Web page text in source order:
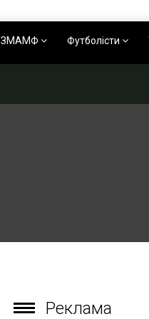
ЗМАМФ Футболісти
Реклама